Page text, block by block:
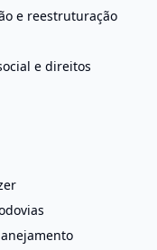
e reestruturação
e direitos